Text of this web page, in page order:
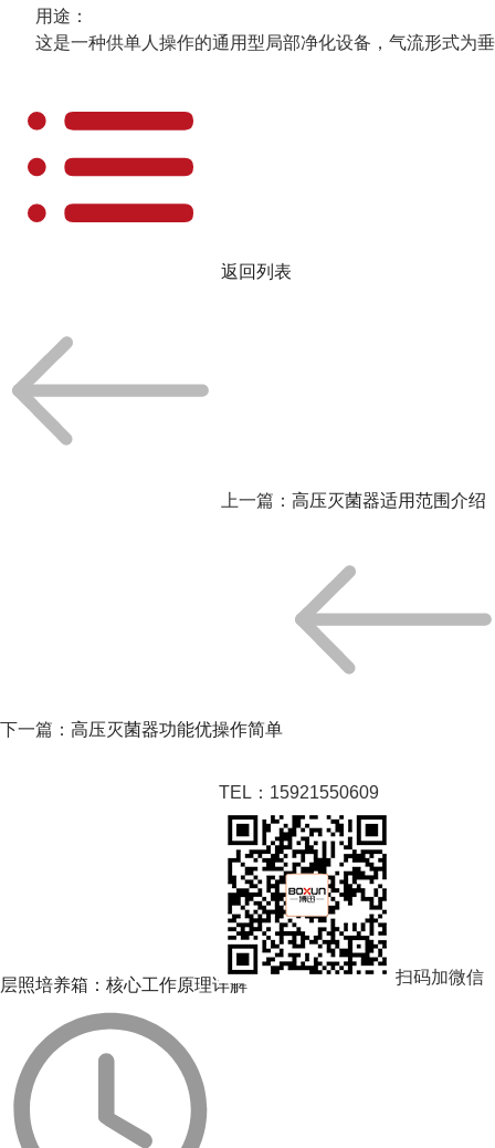
用途：
这是一种供单人操作的通用型局部净化设备，气流形式为垂
返回列表
上一篇： 高压灭菌器适用范围介绍
下一篇： 高压灭菌器功能优操作简单
相关阅读
层照培养箱：核心工作原理详解
TEL：15921550609
扫码加微信